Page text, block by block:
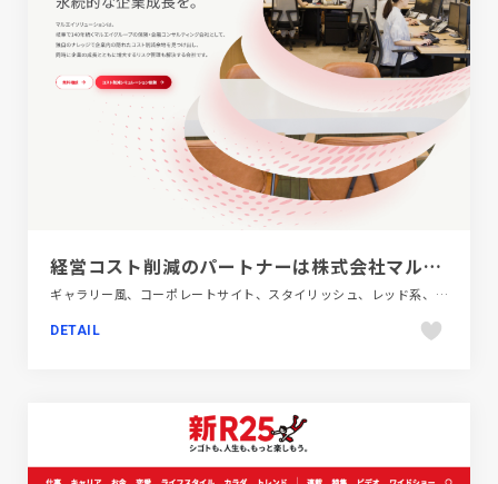
経営コスト削減のパートナーは株式会社マルエイソリューション｜岐阜県
ギャラリー風、コーポレートサイト、スタイリッシュ、レッド系、大きめ写真、金融・法律・人材・専門職
DETAIL